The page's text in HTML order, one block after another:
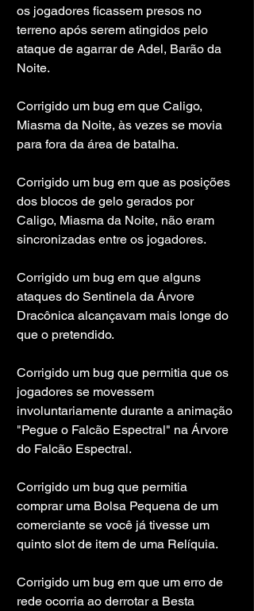
os jogadores ficassem presos no
terreno após serem atingidos pelo
ataque de agarrar de Adel, Barão da
Noite.
Corrigido um bug em que Caligo,
Miasma da Noite, às vezes se movia
para fora da área de batalha.
Corrigido um bug em que as posições
dos blocos de gelo gerados por
Caligo, Miasma da Noite, não eram
sincronizadas entre os jogadores.
Corrigido um bug em que alguns
ataques do Sentinela da Árvore
Dracônica alcançavam mais longe do
que o pretendido.
Corrigido um bug que permitia que os
jogadores se movessem
involuntariamente durante a animação
"Pegue o Falcão Espectral" na Árvore
do Falcão Espectral.
Corrigido um bug que permitia
comprar uma Bolsa Pequena de um
comerciante se você já tivesse um
quinto slot de item de uma Relíquia.
Corrigido um bug em que um erro de
rede ocorria ao derrotar a Besta